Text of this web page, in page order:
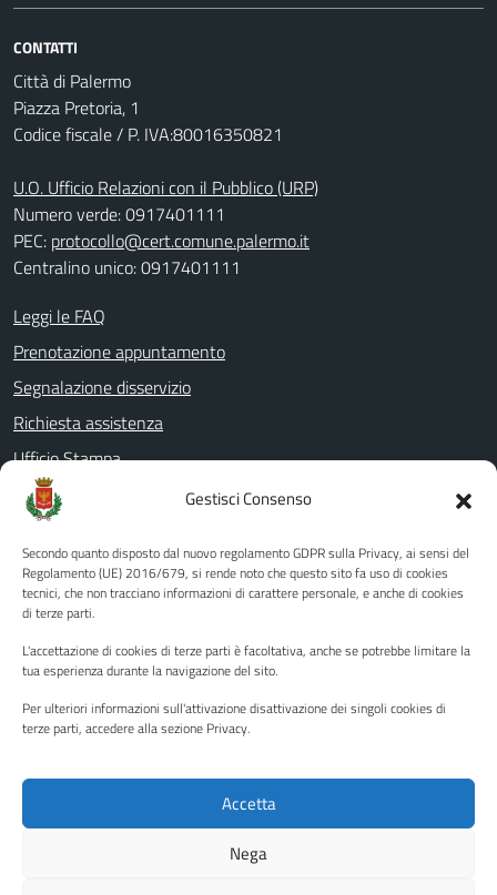
Gestisci Consenso
Secondo quanto disposto dal nuovo regolamento GDPR sulla Privacy, ai sensi del
Regolamento (UE) 2016/679, si rende noto che questo sito fa uso di cookies
tecnici, che non tracciano informazioni di carattere personale, e anche di cookies
di terze parti.
L'accettazione di cookies di terze parti è facoltativa, anche se potrebbe limitare la
tua esperienza durante la navigazione del sito.
Per ulteriori informazioni sull'attivazione disattivazione dei singoli cookies di
terze parti, accedere alla sezione Privacy.
Accetta
Nega
CONTATTI
Città di Palermo
Piazza Pretoria, 1
Codice fiscale / P. IVA:80016350821
U.O. Ufficio Relazioni con il Pubblico (URP)
Numero verde: 0917401111
PEC: protocollo@cert.comune.palermo.it
Centralino unico: 0917401111
Leggi le FAQ
Prenotazione appuntamento
Segnalazione disservizio
Richiesta assistenza
Ufficio Stampa
Amministrazione Trasparente
Albo pretorio
Informativa privacy
Note legali
Piano di miglioramento del sito
Instagram